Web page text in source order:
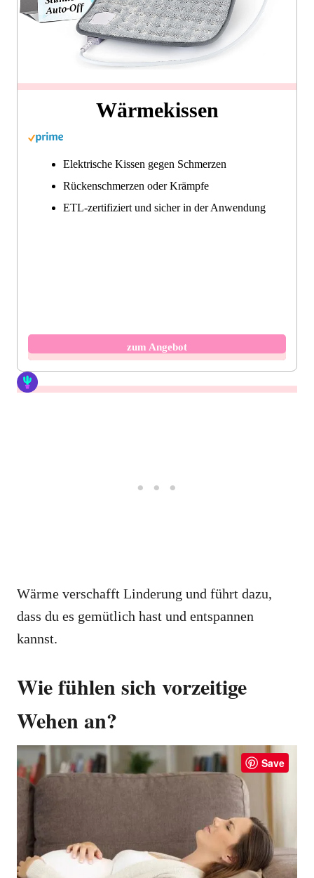
Wärmekissen
Elektrische Kissen gegen Schmerzen
Rückenschmerzen oder Krämpfe
ETL-zertifiziert und sicher in der Anwendung
zum Angebot
Wärme verschafft Linderung und führt dazu,
dass du es gemütlich hast und entspannen
kannst.
Wie fühlen sich vorzeitige
Wehen an?
Save